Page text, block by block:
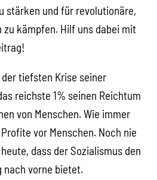
stärken und für revolutionäre,
kämpfen. Hilf uns dabei mit
tiefsten Krise seiner
reichste 1% seinen Reichtum
von Menschen. Wie immer
vor Menschen. Noch nie
dass der Sozialismus den
nach vorne bietet.